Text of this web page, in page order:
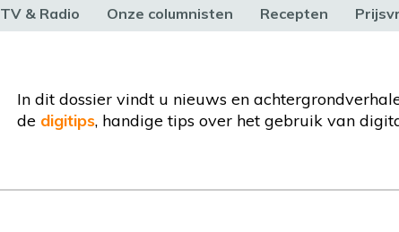
TV & Radio Onze columnisten Recepten
In dit dossier vindt u nieuws en
de digitips, handige tips over het gebruik van